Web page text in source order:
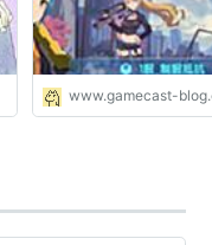
www.gamecast-